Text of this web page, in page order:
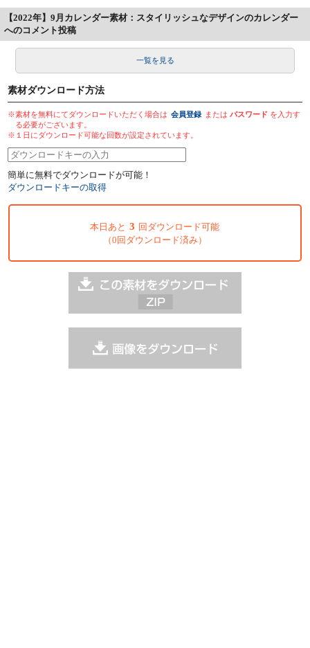
【2022年】9月カレンダー素材：スタイリッシュなデザインのカレンダー
へのコメント投稿
一覧を見る
素材ダウンロード方法
※素材を無料にてダウンロードいただく場合は 会員登録 またはパスワード を入力す
る必要がございます。
※１日にダウンロード可能な回数が設定されています。
簡単に無料でダウンロードが可能！
ダウンロードキーの取得
本日あと 3 回ダウンロード可能
（0回ダウンロード済み）